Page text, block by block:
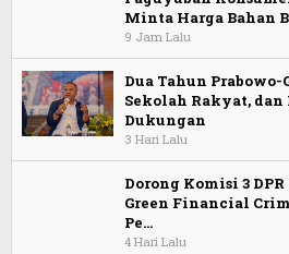
Minta Harga Bahan
9 Jam Lalu
Dua Tahun Prabowo-
Sekolah Rakyat, dan
Dukungan
3 Hari Lalu
Dorong Komisi 3
Green Financial
Pe…
4 Hari Lalu